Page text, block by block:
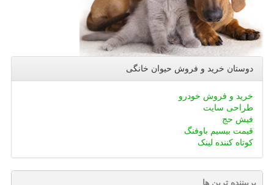
دوستان خرید و فروش حیوان خانگی
خرید و فروش خودرو
طراحی سایت
فیش حج
قیمت بیسیم باوفنگ
کوتاه کننده لینک
پربیننده ترین ها